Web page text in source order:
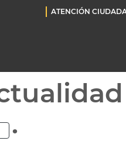
ATENCIÓN
.